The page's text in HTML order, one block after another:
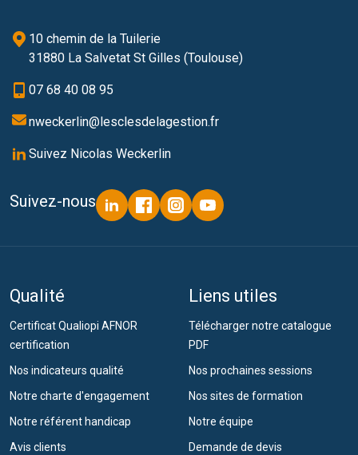
10 chemin de la Tuilerie
31880 La Salvetat St Gilles (Toulouse)
07 68 40 08 95
nweckerlin@lesclesdelagestion.fr
Suivez Nicolas Weckerlin
Suivez-nous
Qualité
Certificat Qualiopi AFNOR
certification
Nos indicateurs qualité
Notre charte d'engagement
Notre référent handicap
Avis clients
Liens utiles
Télécharger notre catalogue
PDF
Nos prochaines sessions
Nos sites de formation
Notre équipe
Demande de devis